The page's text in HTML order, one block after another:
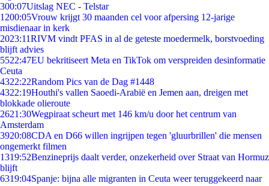
300:07Uitslag NEC - Telstar
1200:05Vrouw krijgt 30 maanden cel voor afpersing 12-jarige
misdienaar in kerk
2023:11RIVM vindt PFAS in al de geteste moedermelk, borstvoeding
blijft advies
5522:47EU bekritiseert Meta en TikTok om verspreiden desinformatie
Ceuta
4322:22Random Pics van de Dag #1448
4322:19Houthi's vallen Saoedi-Arabië en Jemen aan, dreigen met
blokkade olieroute
2621:30Wegpiraat scheurt met 146 km/u door het centrum van
Amsterdam
3920:08CDA en D66 willen ingrijpen tegen 'gluurbrillen' die mensen
ongemerkt filmen
1319:52Benzineprijs daalt verder, onzekerheid over Straat van Hormuz
blijft
6319:04Spanje: bijna alle migranten in Ceuta weer teruggekeerd naar